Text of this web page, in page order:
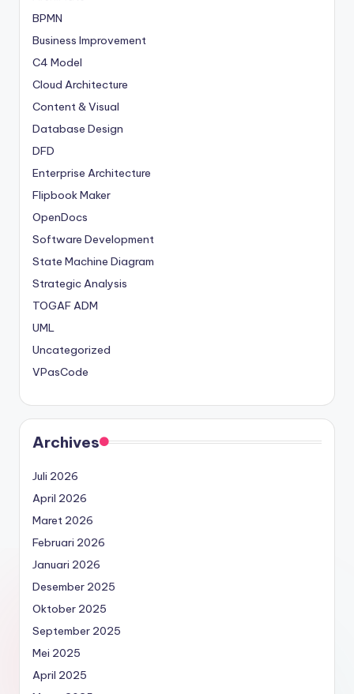
BPMN
Business Improvement
C4 Model
Cloud Architecture
Content & Visual
Database Design
DFD
Enterprise Architecture
Flipbook Maker
OpenDocs
Software Development
State Machine Diagram
Strategic Analysis
TOGAF ADM
UML
Uncategorized
VPasCode
Archives
Juli 2026
April 2026
Maret 2026
Februari 2026
Januari 2026
Desember 2025
Oktober 2025
September 2025
Mei 2025
April 2025